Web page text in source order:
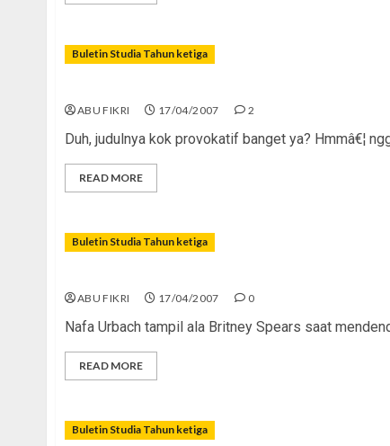
Buletin Studia Tahun ketiga
ABU FIKRI 17/04/2007 2
Duh, judulnya kok provokatif banget ya? Hmmâ€¦
READ MORE
Buletin Studia Tahun ketiga
ABU FIKRI 17/04/2007 0
Nafa Urbach tampil ala Britney Spears saat
READ MORE
Buletin Studia Tahun ketiga